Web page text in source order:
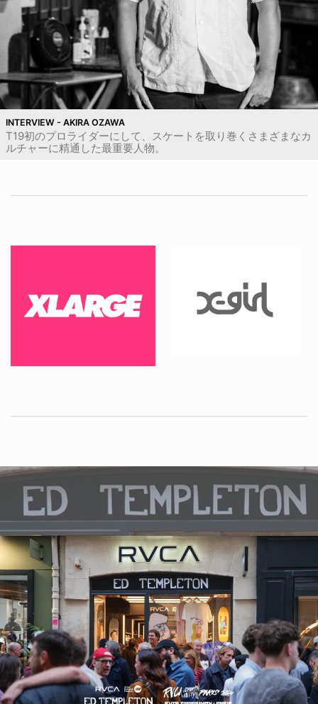
INTERVIEW - AKIRA OZAWA
T19初のプロライダーにして、スケートを取り巻くさまざまなカ
ルチャーに精通した最重要人物。